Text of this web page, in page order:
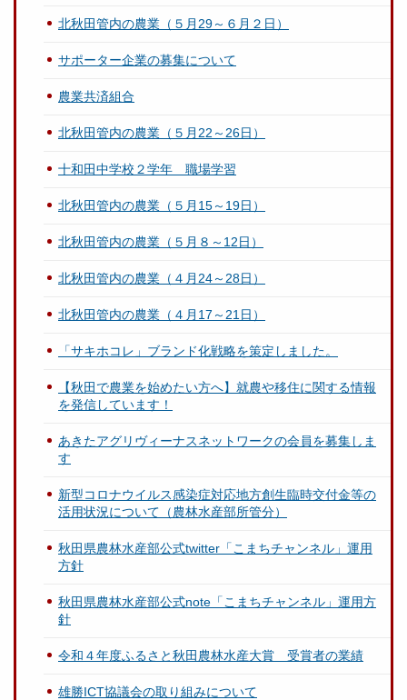
北秋田管内の農業（５月29～６月２日）
サポーター企業の募集について
農業共済組合
北秋田管内の農業（５月22～26日）
十和田中学校２学年 職場学習
北秋田管内の農業（５月15～19日）
北秋田管内の農業（５月８～12日）
北秋田管内の農業（４月24～28日）
北秋田管内の農業（４月17～21日）
「サキホコレ」ブランド化戦略を策定しました。
【秋田で農業を始めたい方へ】就農や移住に関する情報
を発信しています！
あきたアグリヴィーナスネットワークの会員を募集しま
す
新型コロナウイルス感染症対応地方創生臨時交付金等の
活用状況について（農林水産部所管分）
秋田県農林水産部公式twitter「こまちチャンネル」運用
方針
秋田県農林水産部公式note「こまちチャンネル」運用方
針
令和４年度ふるさと秋田農林水産大賞 受賞者の業績
雄勝ICT協議会の取り組みについて